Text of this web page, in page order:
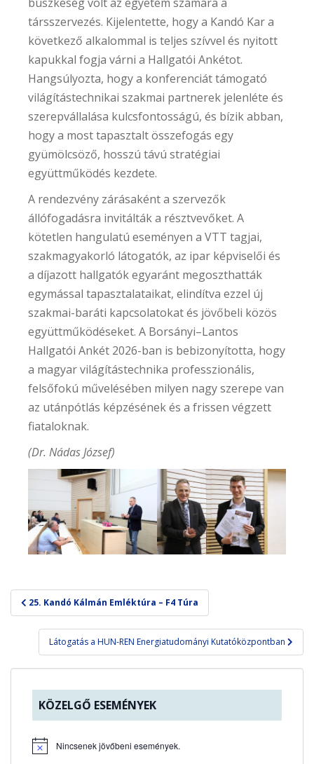
társszervezés. Kijelentette, hogy a Kandó Kar a
következő alkalommal is teljes szívvel és nyitott
kapukkal fogja várni a Hallgatói Ankétot.
Hangsúlyozta, hogy a konferenciát támogató
világítástechnikai szakmai partnerek jelenléte és
szerepvállalása kulcsfontosságú, és bízik abban,
hogy a most tapasztalt összefogás egy
gyümölcsöző, hosszú távú stratégiai
együttműködés kezdete.
A rendezvény zárásaként a szervezők
állófogadásra invitálták a résztvevőket. A
kötetlen hangulatú eseményen a VTT tagjai,
szakmagyakorló látogatók, az ipar képviselői és
a díjazott hallgatók egyaránt megoszthatták
egymással tapasztalataikat, elindítva ezzel új
szakmai-baráti kapcsolatokat és jövőbeli közös
együttműködéseket. A Borsányi–Lantos
Hallgatói Ankét 2026-ban is bebizonyította, hogy
a magyar világítástechnika professzionális,
felsőfokú művelésében milyen nagy szerepe van
az utánpótlás képzésének és a frissen végzett
fiataloknak.
(Dr. Nádas József)
Bejegyzés
navigáció
25. Kandó Kálmán Emléktúra – F4 Túra
Látogatás a HUN-REN Energiatudományi Kutatóközpontban
KÖZELGŐ ESEMÉNYEK
Nincsenek jövőbeni események.